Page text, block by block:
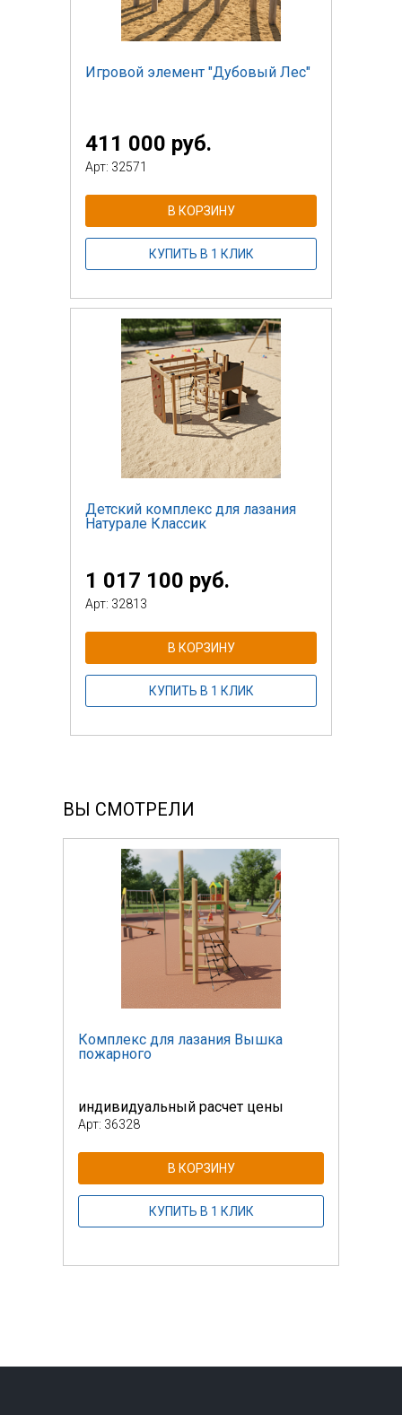
Игровой элемент "Дубовый Лес"
411 000 руб.
Арт: 32571
В КОРЗИНУ
КУПИТЬ В 1 КЛИК
Детский комплекс для лазания
Натурале Классик
1 017 100 руб.
Арт: 32813
В КОРЗИНУ
КУПИТЬ В 1 КЛИК
ВЫ СМОТРЕЛИ
Комплекс для лазания Вышка
пожарного
индивидуальный расчет цены
Арт: 36328
В КОРЗИНУ
КУПИТЬ В 1 КЛИК